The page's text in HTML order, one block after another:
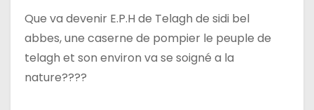
Que va devenir E.P.H de Telagh de sidi bel
abbes, une caserne de pompier le peuple de
telagh et son environ va se soigné a la
nature????